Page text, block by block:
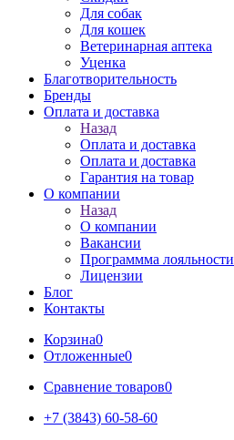
Для собак
Для кошек
Ветеринарная аптека
Уценка
Благотворительность
Бренды
Оплата и доставка
Назад
Оплата и доставка
Оплата и доставка
Гарантия на товар
О компании
Назад
О компании
Вакансии
Программма лояльности
Лицензии
Блог
Контакты
Корзина0
Отложенные0
Сравнение товаров0
+7 (3843) 60-58-60